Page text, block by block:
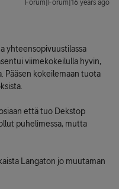
Forum|Forum|16 years ago
yhteensopivuustilassa
viimekokeilulla hyvin,
Pääsen kokeilemaan tuota
että tuo Dekstop
puhelimessa, mutta
Langaton jo muutaman